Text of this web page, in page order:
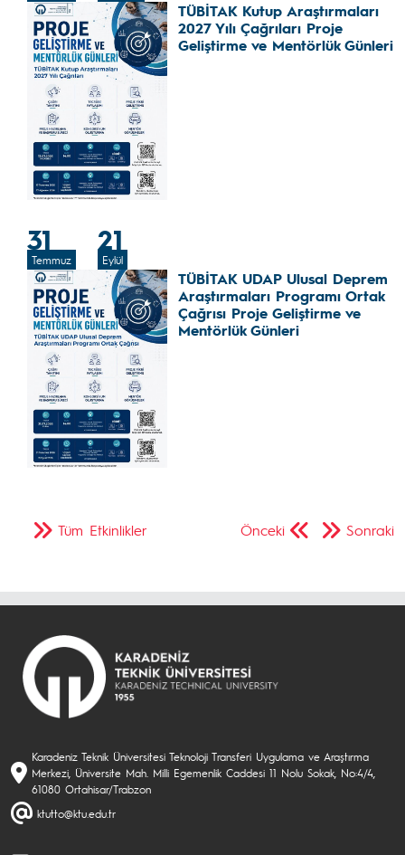
TÜBİTAK Kutup Araştırmaları
2027 Yılı Çağrıları Proje
Geliştirme ve Mentörlük Günleri
31
Temmuz
21
Eylül
TÜBİTAK UDAP Ulusal Deprem
Araştırmaları Programı Ortak
Çağrısı Proje Geliştirme ve
Mentörlük Günleri
Önceki Sonraki
Tüm Etkinlikler
Karadeniz Teknik Üniversitesi Teknoloji Transferi Uygulama ve Araştırma
Merkezi, Üniversite Mah. Milli Egemenlik Caddesi 11 Nolu Sokak, No:4/4,
61080 Ortahisar/Trabzon
ktutto@ktu.edu.tr